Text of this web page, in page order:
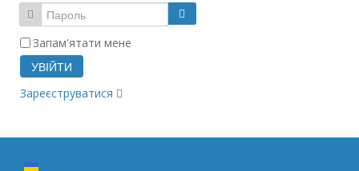
Запам'ятати мене
УВІЙТИ
Зареєструватися